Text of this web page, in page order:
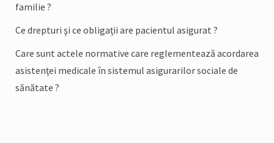
familie ?
Ce drepturi şi ce obligaţii are pacientul asigurat ?
Care sunt actele normative care reglementează acordarea
asistenţei medicale în sistemul asigurarilor sociale de
sănătate ?